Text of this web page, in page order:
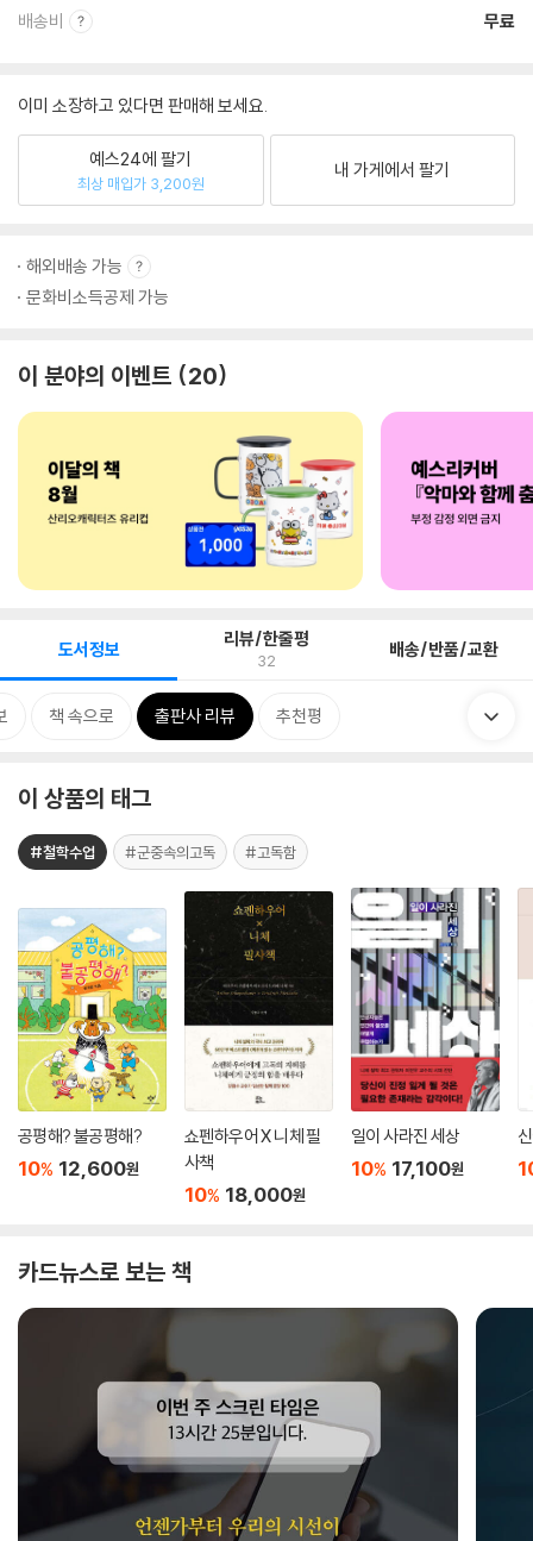
배송비 무료
이미 소장하고 있다면 판매해 보세요.
예스24에 팔기
최상 매입가 3,200원
내 가게에서 팔기
해외배송 가능
문화비소득공제 가능
이 분야의 이벤트 20
도서정보 리뷰/한줄평
32 배송/반품/교환
책 속으로 출판사 리뷰 추천평
이 상품의 태그
#철학수업 #군중속의고독 #고독함
공평해? 불공평해?
10% 12,600원
쇼펜하우어 X 니체 필
사책
10% 18,000원
일이 사라진 세상
10% 17,100원
카드뉴스로 보는 책